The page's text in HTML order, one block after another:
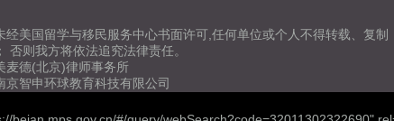
经美国留学与移民服务中心书面许可,任何单位或个人不得转载、复制
否则我方将依法追究法律责任。
麦德(北京)律师事务所
京智申环球教育科技有限公司